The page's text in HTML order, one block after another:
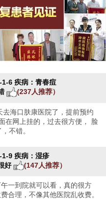
1-6 疾病：青春痘
(237人推荐）
海口肤康医院了，提前预约
在网上挂的，过去很方便， 脸
不错。
1-9 疾病：湿疹
好 (147人推荐）
一到院就可以看，真的很方
合理，不像其他医院乱收费。